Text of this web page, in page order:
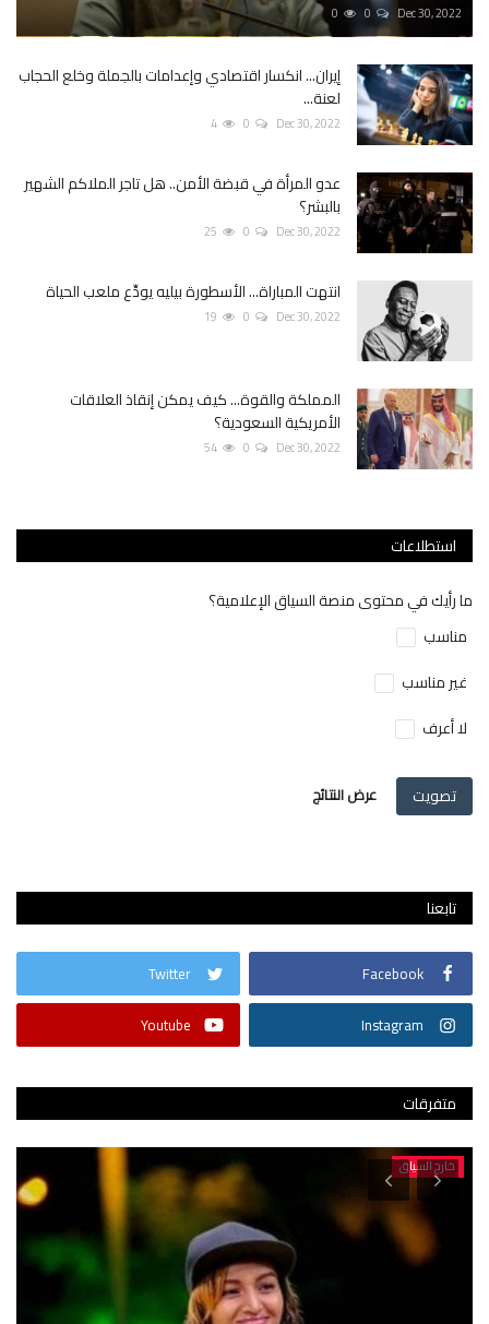
Dec 30, 2022
0
0
إيران... انكسار اقتصادي وإعدامات بالجملة وخلع الحجاب
لعنة...
Dec 30, 2022
0
4
عدو المرأة في قبضة الأمن.. هل تاجر الملاكم الشهير
بالبشر؟
Dec 30, 2022
0
25
انتهت المباراة... الأسطورة بيليه يودِّع ملعب الحياة
Dec 30, 2022
0
19
المملكة والقوة... كيف يمكن إنقاذ العلاقات
الأمريكية السعودية؟
Dec 30, 2022
0
54
استطلاعات
ما رأيك في محتوى منصة السياق الإعلامية؟
مناسب
غير مناسب
لا أعرف
تصويت عرض النتائج
تابعنا
Facebook
Twitter
Instagram
Youtube
متفرقات
خارج السياق